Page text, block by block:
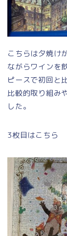
こちらは夕焼け
ながらワインを
ピースで初回と
比較的取り組み
した。
3枚目はこちら